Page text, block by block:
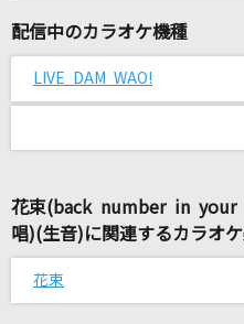
Soranji
Mrs. GREEN APPLE
T.M.Revolution
[生音]ピースサイン
米津玄師
Runner
配信中のカラオケ機種
LIVE DAM WAO!
花束(back number in
唱)(生音)に関連するカラオ
花束